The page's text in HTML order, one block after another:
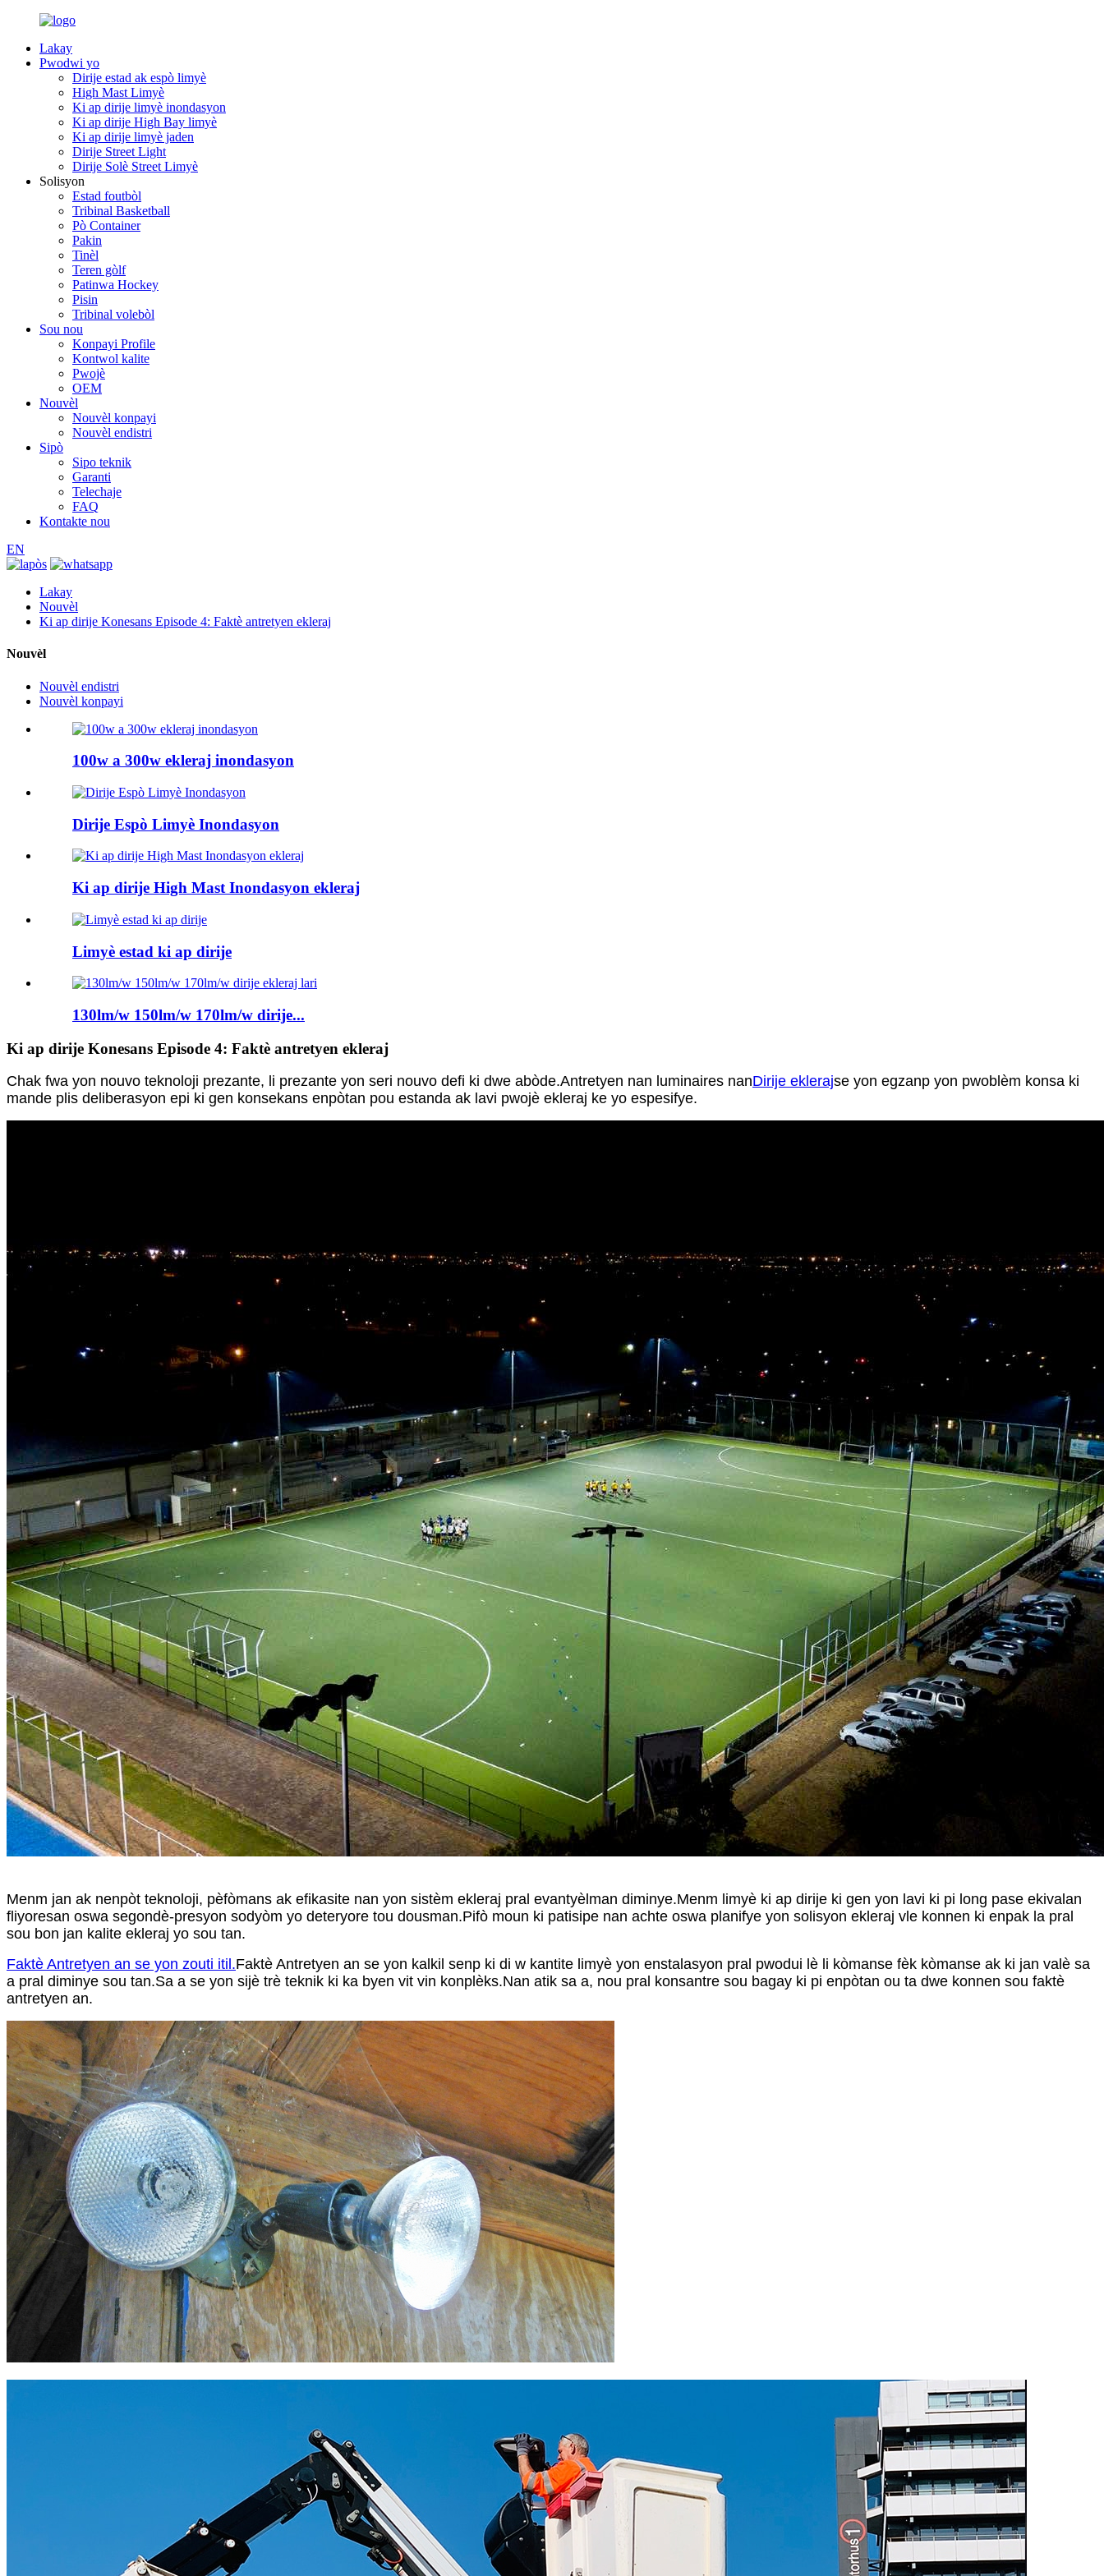
Lakay
Pwodwi yo
Dirije estad ak espò limyè
High Mast Limyè
Ki ap dirije limyè inondasyon
Ki ap dirije High Bay limyè
Ki ap dirije limyè jaden
Dirije Street Light
Dirije Solè Street Limyè
Solisyon
Estad foutbòl
Tribinal Basketball
Pò Container
Pakin
Tinèl
Teren gòlf
Patinwa Hockey
Pisin
Tribinal volebòl
Sou nou
Konpayi Profile
Kontwol kalite
Pwojè
OEM
Nouvèl
Nouvèl konpayi
Nouvèl endistri
Sipò
Sipo teknik
Garanti
Telechaje
FAQ
Kontakte nou
EN
Lakay
Nouvèl
Ki ap dirije Konesans Episode 4: Faktè antretyen ekleraj
Nouvèl
Nouvèl endistri
Nouvèl konpayi
100w a 300w ekleraj inondasyon
Dirije Espò Limyè Inondasyon
Ki ap dirije High Mast Inondasyon ekleraj
Limyè estad ki ap dirije
130lm/w 150lm/w 170lm/w dirije...
Ki ap dirije Konesans Episode 4: Faktè antretyen ekleraj
Chak fwa yon nouvo teknoloji prezante, li prezante yon seri nouvo defi ki dwe abòde.Antretyen nan luminaires nanDirije eklerajse yon egzanp yon pwoblèm konsa ki
mande plis deliberasyon epi ki gen konsekans enpòtan pou estanda ak lavi pwojè ekleraj ke yo espesifye.
Menm jan ak nenpòt teknoloji, pèfòmans ak efikasite nan yon sistèm ekleraj pral evantyèlman diminye.Menm limyè ki ap dirije ki gen yon lavi ki pi long pase ekivalan
fliyoresan oswa segondè-presyon sodyòm yo deteryore tou dousman.Pifò moun ki patisipe nan achte oswa planifye yon solisyon ekleraj vle konnen ki enpak la pral
sou bon jan kalite ekleraj yo sou tan.
Faktè Antretyen an se yon zouti itil.Faktè Antretyen an se yon kalkil senp ki di w kantite limyè yon enstalasyon pral pwodui lè li kòmanse fèk kòmanse ak ki jan valè sa
a pral diminye sou tan.Sa a se yon sijè trè teknik ki ka byen vit vin konplèks.Nan atik sa a, nou pral konsantre sou bagay ki pi enpòtan ou ta dwe konnen sou faktè
antretyen an.